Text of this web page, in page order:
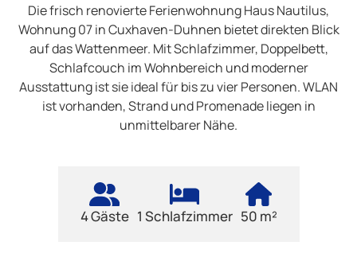
Die frisch renovierte Ferienwohnung Haus Nautilus,
Wohnung 07 in Cuxhaven-Duhnen bietet direkten Blick
auf das Wattenmeer. Mit Schlafzimmer, Doppelbett,
Schlafcouch im Wohnbereich und moderner
Ausstattung ist sie ideal für bis zu vier Personen. WLAN
ist vorhanden, Strand und Promenade liegen in
unmittelbarer Nähe.
4 Gäste 1 Schlafzimmer 50 m²